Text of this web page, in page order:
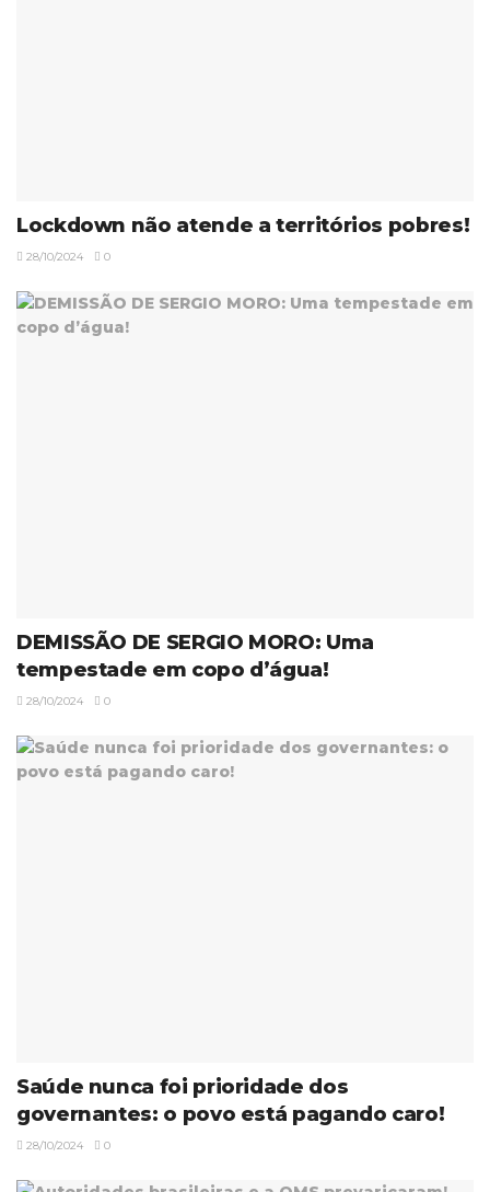
Lockdown não atende a territórios pobres!
28/10/2024 0
DEMISSÃO DE SERGIO MORO: Uma
tempestade em copo d’água!
28/10/2024 0
Saúde nunca foi prioridade dos
governantes: o povo está pagando caro!
28/10/2024 0